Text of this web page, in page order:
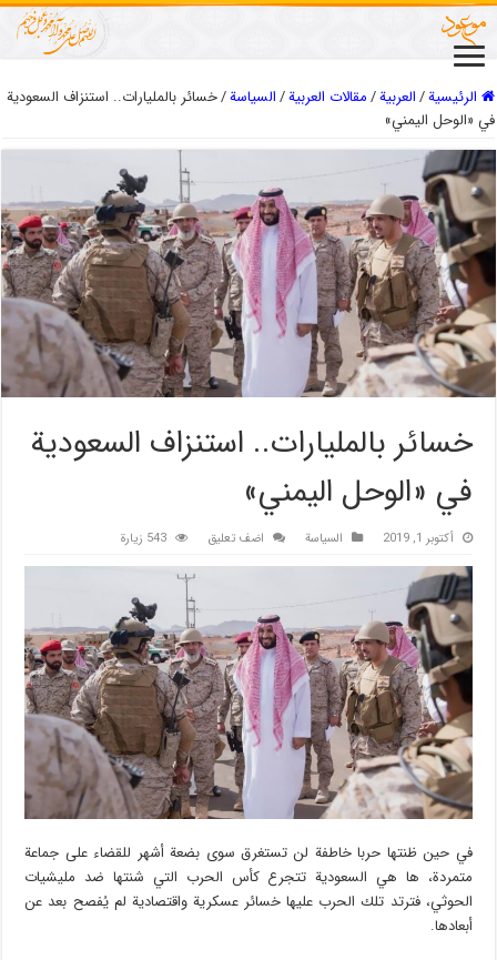
الرئيسية/العربیة/مقالات العربیة/السیاسة/خسائر بالمليارات.. استنزاف السعودية
في «الوحل اليمني»
خسائر بالمليارات.. استنزاف السعودية
في «الوحل اليمني»
أكتوبر 1, 2019 السیاسة اضف تعليق 543 زيارة
في حين ظنتها حربا خاطفة لن تستغرق سوى بضعة أشهر للقضاء على جماعة
متمردة، ها هي السعودية تتجرع كأس الحرب التي شنتها ضد مليشيات
الحوثي، فترتد تلك الحرب عليها خسائر عسكرية واقتصادية لم يُفصح بعد عن
أبعادها.